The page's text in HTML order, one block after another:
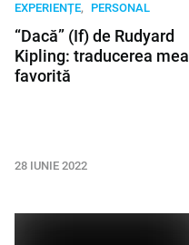
EXPERIENȚE PERSONAL
“Dacă” (If) de Rudyard
Kipling: traducerea mea
favorită
28 IUNIE 2022